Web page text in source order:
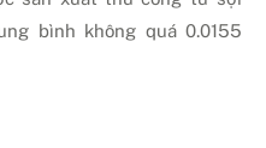
bình không quá 0.0155